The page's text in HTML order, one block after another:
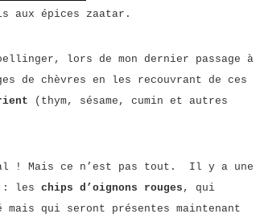
aux épices zaatar.
lors de mon dernier passage à
de chèvres en les recouvrant de ces
(thym, sésame, cumin et autres
! Mais ce n’est pas tout. Il y a une
: les chips d’oignons rouges , qui
mais qui seront présentes maintenant